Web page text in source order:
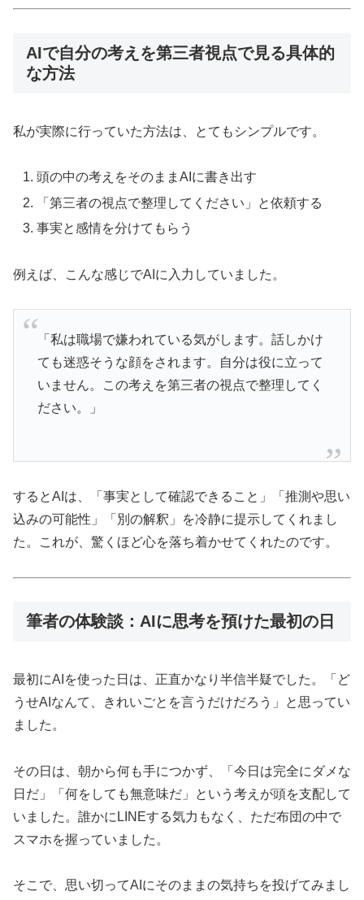
AIで自分の考えを第三者視点で見る具体的
な方法
私が実際に行っていた方法は、とてもシンプルです。
頭の中の考えをそのままAIに書き出す
「第三者の視点で整理してください」と依頼する
事実と感情を分けてもらう
例えば、こんな感じでAIに入力していました。
「私は職場で嫌われている気がします。話しかけ
ても迷惑そうな顔をされます。自分は役に立って
いません。この考えを第三者の視点で整理してく
ださい。」
するとAIは、「事実として確認できること」「推測や思い
込みの可能性」「別の解釈」を冷静に提示してくれまし
た。これが、驚くほど心を落ち着かせてくれたのです。
筆者の体験談：AIに思考を預けた最初の日
最初にAIを使った日は、正直かなり半信半疑でした。「ど
うせAIなんて、きれいごとを言うだけだろう」と思ってい
ました。
その日は、朝から何も手につかず、「今日は完全にダメな
日だ」「何をしても無意味だ」という考えが頭を支配して
いました。誰かにLINEする気力もなく、ただ布団の中で
スマホを握っていました。
そこで、思い切ってAIにそのままの気持ちを投げてみまし